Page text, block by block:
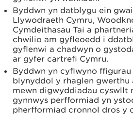
Byddwn yn datblygu ein
Llywodraeth Cymru,
Cymdeithasau Tai a
chwilio am gyfleoedd i
gyflenwi a chadwyn o
ar gyfer cartrefi Cymru.
Byddwn yn cyflwyno
blynyddol y rhaglen gwerthu
mewn digwyddiadau cyswllt
gynnwys perfformiad yn
pherfformiad cronnol dros y